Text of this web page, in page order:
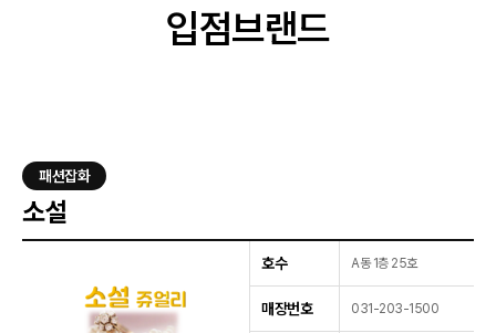
입점브랜드
패션잡화
소설
호수 A동 1층 25호
매장번호 031-203-1500